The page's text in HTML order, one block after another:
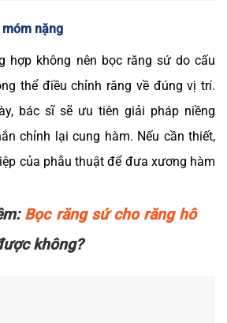
móm nặng
hợp không nên bọc răng sứ do cấu
thể điều chỉnh răng về đúng vị trí.
bác sĩ sẽ ưu tiên giải pháp niềng
chỉnh lại cung hàm. Nếu cần thiết,
của phẫu thuật để đưa xương hàm
Bọc răng sứ cho răng hô
không?